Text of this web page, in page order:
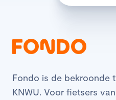
Fondo is de bekroonde
KNWU. Voor fietsers